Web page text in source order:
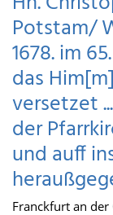
Potstam/
1678. im
das
versetzet
der
und auff
Franckfurt an